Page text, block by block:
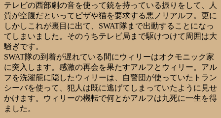
テレビの西部劇の音を使って銃を持っている振りをして、人
質が空腹だといってピザや猫を要求する悪ノリアルフ。更に
しかしこれが裏目に出て、SWAT隊まで出動することになっ
てしまいました。そのうちテレビ局まで駆けつけて周囲は大
騒ぎです。
SWAT隊の到着が遅れている間にウィリーはオクモニック家
に突入します。感激の再会を果たすアルフとウィリー。アル
フを洗濯籠に隠したウィリーは、自警団が使っていたトラン
シーバを使って、犯人は既に逃げてしまっていたように見せ
かけます。ウィリーの機転で何とかアルフは九死に一生を得
ました。